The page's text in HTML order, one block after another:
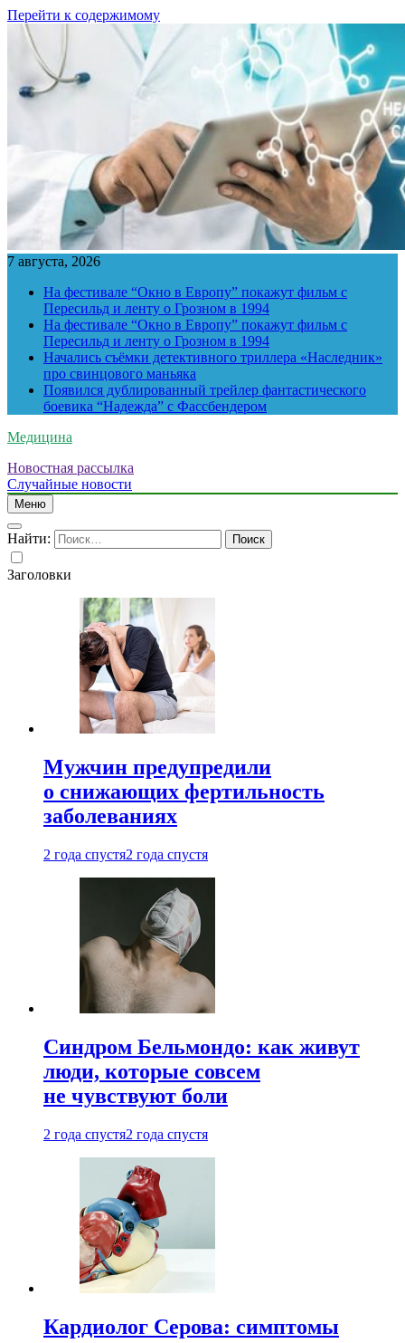
Перейти к содержимому
7 августа, 2026
На фестивале “Окно в Европу” покажут фильм с
Пересильд и ленту о Грозном в 1994
На фестивале “Окно в Европу” покажут фильм с
Пересильд и ленту о Грозном в 1994
Начались съёмки детективного триллера «Наследник»
про свинцового маньяка
Появился дублированный трейлер фантастического
боевика “Надежда” с Фассбендером
Медицина
Новостная рассылка
Случайные новости
Меню
Найти:
Заголовки
Мужчин предупредили
о снижающих фертильность
заболеваниях
2 года спустя2 года спустя
Синдром Бельмондо: как живут
люди, которые совсем
не чувствуют боли
2 года спустя2 года спустя
Кардиолог Серова: симптомы